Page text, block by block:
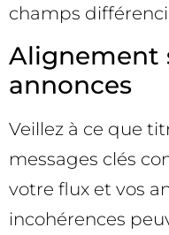
champs
Alignement
annonces
Veillez à ce que
messages clés
votre flux et vos
incohérences